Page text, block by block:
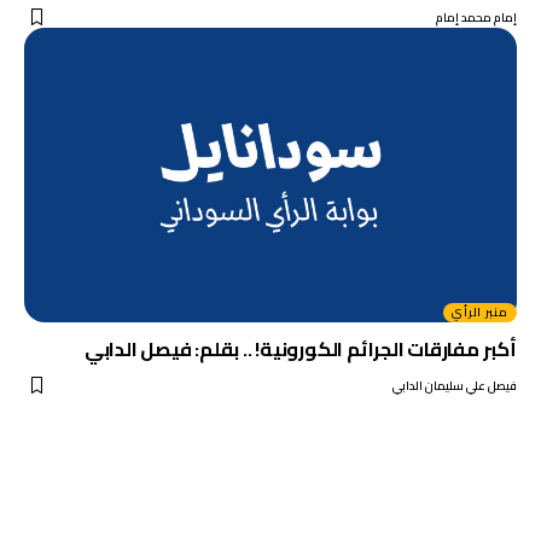
إمام محمد إمام
منبر الرأي
أكبر مفارقات الجرائم الكورونية! .. بقلم: فيصل الدابي
فيصل علي سليمان الدابي